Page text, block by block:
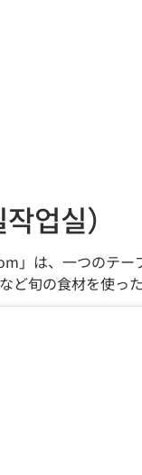
업실）
」は、一つのテ
旬の食材を使っ